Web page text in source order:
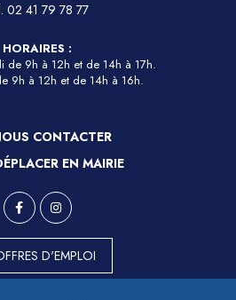
02 41 79 78 77
HORAIRES :
de 9h à 12h et de 14h à 17h.
9h à 12h et de 14h à 16h.
CONTACTER
EN MAIRIE
D'EMPLOI